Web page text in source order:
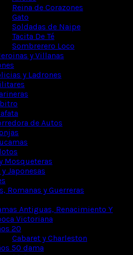
Reina de Corazones
Gato
Soldadas de Naipe
Tacita De Té
Sombrerero Loco
y Villanas
y Ladrones
de Autos
Mosqueteras
Japonesas
Romanas y Guerreras
Antiguas, Renacimiento Y
Victoriana
20
Cabaret y Charleston
50 dama